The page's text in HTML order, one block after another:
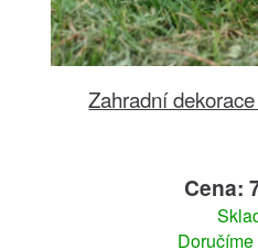
Zahradní
Cena: